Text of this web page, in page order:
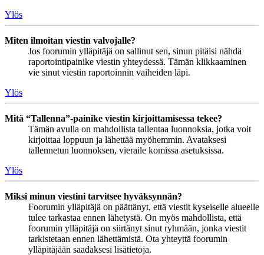
Ylös
Miten ilmoitan viestin valvojalle?
Jos foorumin ylläpitäjä on sallinut sen, sinun pitäisi nähdä
raportointipainike viestin yhteydessä. Tämän klikkaaminen
vie sinut viestin raportoinnin vaiheiden läpi.
Ylös
Mitä “Tallenna”-painike viestin kirjoittamisessa tekee?
Tämän avulla on mahdollista tallentaa luonnoksia, jotka voit
kirjoittaa loppuun ja lähettää myöhemmin. Avataksesi
tallennetun luonnoksen, vieraile komissa asetuksissa.
Ylös
Miksi minun viestini tarvitsee hyväksynnän?
Foorumin ylläpitäjä on päättänyt, että viestit kyseiselle alueelle
tulee tarkastaa ennen lähetystä. On myös mahdollista, että
foorumin ylläpitäjä on siirtänyt sinut ryhmään, jonka viestit
tarkistetaan ennen lähettämistä. Ota yhteyttä foorumin
ylläpitäjään saadaksesi lisätietoja.